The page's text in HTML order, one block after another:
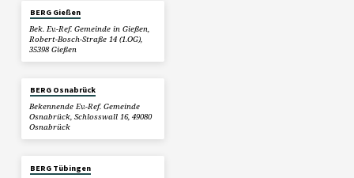
BERG Gießen
Bek. Ev.-Ref. Gemeinde in Gießen,
Robert-Bosch-Straße 14 (1.OG),
35398 Gießen
BERG Osnabrück
Bekennende Ev.-Ref. Gemeinde
Osnabrück, Schlosswall 16, 49080
Osnabrück
BERG Tübingen